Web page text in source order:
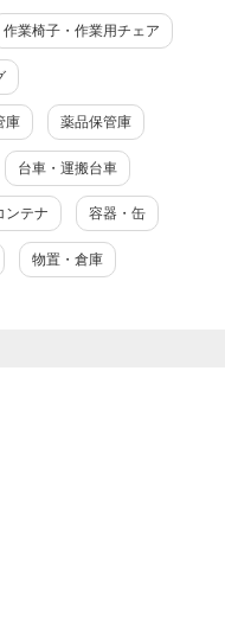
作業椅子・作業用チェア
庫 薬品保管庫
台車・運搬台車
ンテナ 容器・缶
物置・倉庫